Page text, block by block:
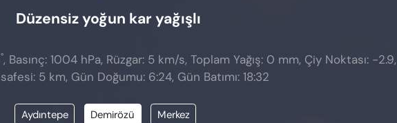
Düzensiz yoğun kar yağışlı
°, Basınç: 1004 hPa, Rüzgar: 5 km/s, Toplam Yağış: 0 mm, Çiy Noktası: -2.9,
5 km, Gün Doğumu: 6:24, Gün Batımı: 18:32
Aydıntepe Demirözü Merkez